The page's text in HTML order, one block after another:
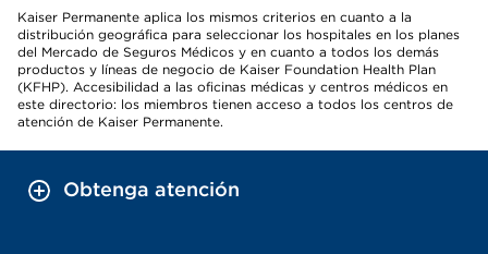
Kaiser Permanente aplica los mismos criterios en cuanto a la
distribución geográfica para seleccionar los hospitales en los planes
del Mercado de Seguros Médicos y en cuanto a todos los demás
productos y líneas de negocio de Kaiser Foundation Health Plan
(KFHP). Accesibilidad a las oficinas médicas y centros médicos en
este directorio: los miembros tienen acceso a todos los centros de
atención de Kaiser Permanente.
Obtenga atención